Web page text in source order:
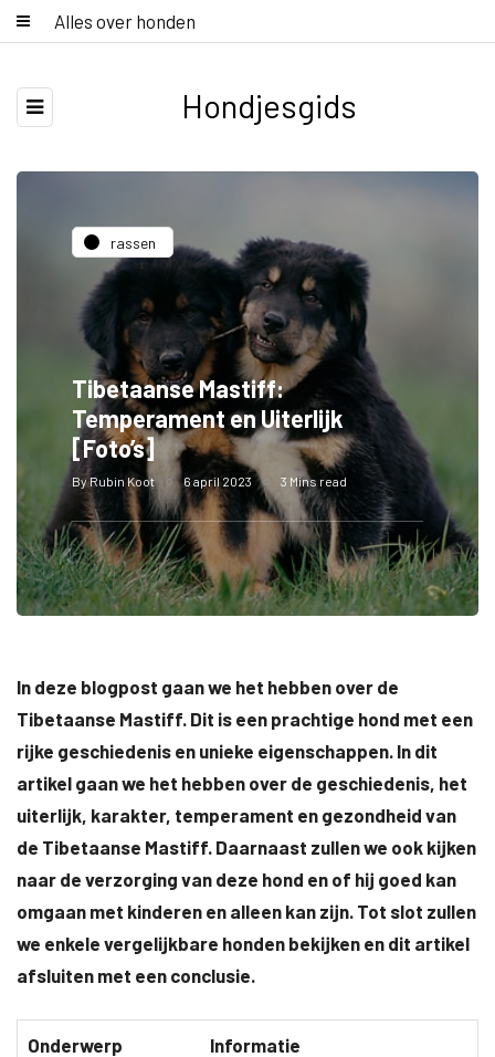
Alles over honden
Hondjesgids
rassen
Tibetaanse Mastiff:
Temperament en Uiterlijk
[Foto’s]
ByRubin Koot 6 april 2023 3 Mins read
In deze blogpost gaan we het hebben over de
Tibetaanse Mastiff. Dit is een prachtige hond met een
rijke geschiedenis en unieke eigenschappen. In dit
artikel gaan we het hebben over de geschiedenis, het
uiterlijk, karakter, temperament en gezondheid van
de Tibetaanse Mastiff. Daarnaast zullen we ook kijken
naar de verzorging van deze hond en of hij goed kan
omgaan met kinderen en alleen kan zijn. Tot slot zullen
we enkele vergelijkbare honden bekijken en dit artikel
afsluiten met een conclusie.
Onderwerp Informatie